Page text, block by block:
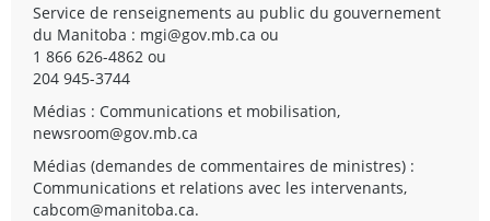
Service de renseignements au public du gouvernement
du Manitoba : mgi@gov.mb.ca ou
1 866 626-4862 ou
204 945-3744
Médias : Communications et mobilisation,
newsroom@gov.mb.ca
Médias (demandes de commentaires de ministres) :
Communications et relations avec les intervenants,
cabcom@manitoba.ca.